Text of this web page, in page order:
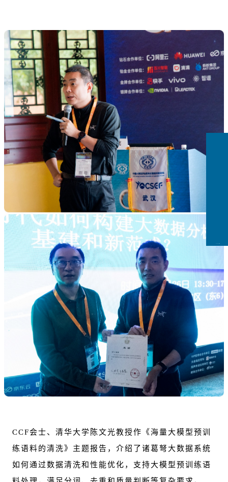
CCF会士、清华大学陈文光教授作《海量大模型预训
练语料的清洗》主题报告，介绍了诸葛弩大数据系统
如何通过数据清洗和性能优化，支持大模型预训练语